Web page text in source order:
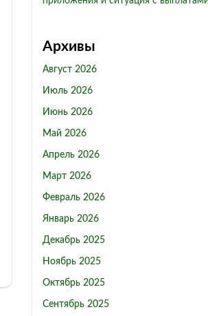
Архивы
Август 2026
Июль 2026
Июнь 2026
Май 2026
Апрель 2026
Март 2026
Февраль 2026
Январь 2026
Декабрь 2025
Ноябрь 2025
Октябрь 2025
Сентябрь 2025